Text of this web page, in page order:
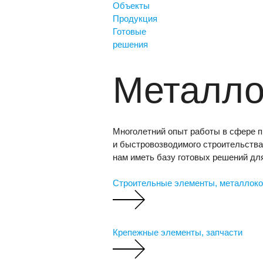
Объекты
Продукция
Готовые
решения
Многолетний опыт работы в сфере
и быстровозводимого
нам иметь базу готовых решений
Строительные элементы,
Крепежные элементы, запчасти